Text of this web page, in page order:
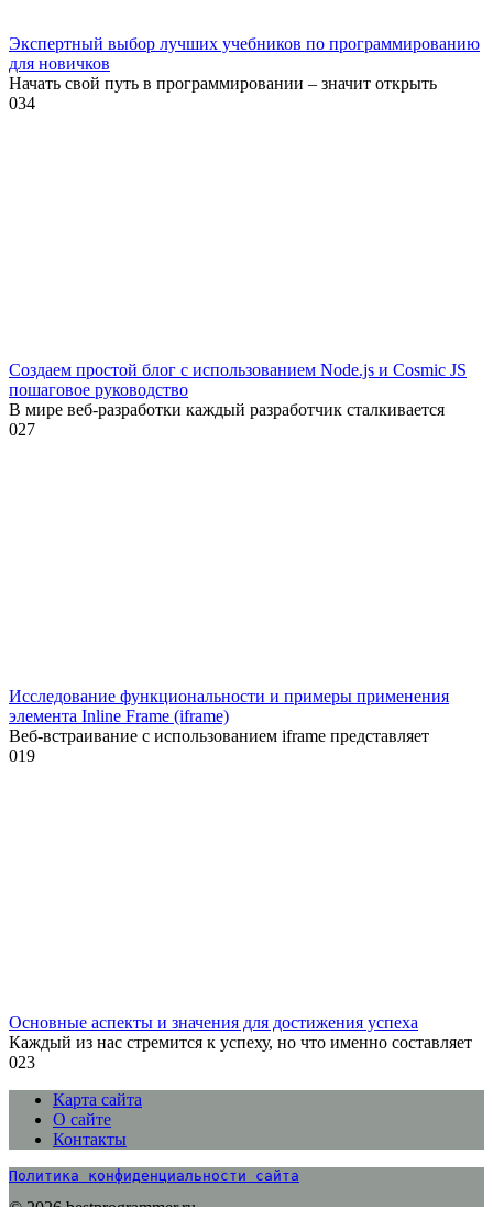
Экспертный выбор лучших учебников по программированию
для новичков
Начать свой путь в программировании – значит открыть
034
Создаем простой блог с использованием Node.js и Cosmic JS
пошаговое руководство
В мире веб-разработки каждый разработчик сталкивается
027
Исследование функциональности и примеры применения
элемента Inline Frame (iframe)
Веб-встраивание с использованием iframe представляет
019
Основные аспекты и значения для достижения успеха
Каждый из нас стремится к успеху, но что именно составляет
023
Карта сайта
О сайте
Контакты
Политика конфиденциальности сайта